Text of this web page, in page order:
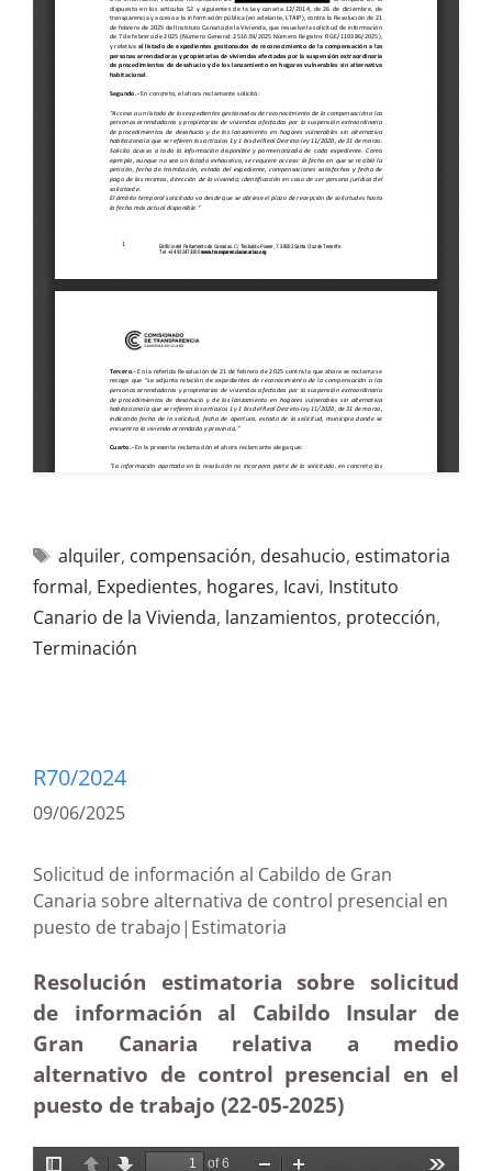
alquiler, compensación, desahucio, estimatoria
formal, Expedientes, hogares, Icavi, Instituto
Canario de la Vivienda, lanzamientos, protección,
Terminación
R70/2024
09/06/2025
Solicitud de información al Cabildo de Gran
Canaria sobre alternativa de control presencial en
puesto de trabajo|Estimatoria
Resolución estimatoria sobre solicitud
de información al Cabildo Insular de
Gran Canaria relativa a medio
alternativo de control presencial en el
puesto de trabajo (22-05-2025)